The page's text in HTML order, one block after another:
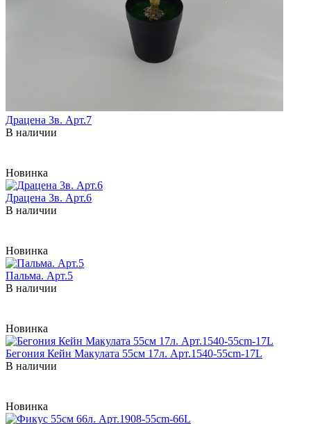
Драцена 3в. Арт.7
В наличии
Новинка
Драцена 3в. Арт.6
В наличии
Новинка
Пальма. Арт.5
В наличии
Новинка
Бегония Кейн Макулата 55см 17л. Арт.1540-55cm-17L
В наличии
Новинка